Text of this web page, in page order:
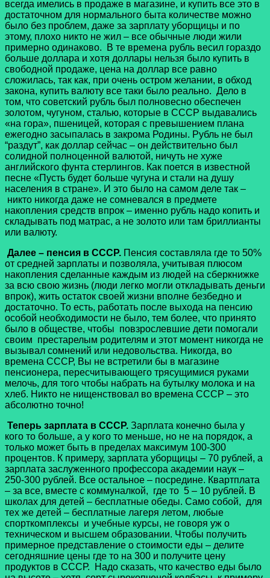
всегда имелись в продаже в магазине, и купить все это в
достаточном для нормального быта количестве можно
было без проблем, даже за зарплату уборщицы и по
этому, плохо никто не жил – все обычные люди жили
примерно одинаково. В те времена рубль весил гораздо
больше доллара и хотя доллары нельзя было купить в
свободной продаже, цена на доллар все равно
сложилась, так как, при очень остром желании, в обход
закона, купить валюту все таки было реально. Дело в
том, что советский рубль был полновесно обеспечен
золотом, чугуном, сталью, которые в СССР выдавались
«на гора», пшеницей, которая с превышением плана
ежегодно засыпалась в закрома Родины. Рубль не был
“раздут”, как доллар сейчас – он действительно был
солидной полноценной валютой, ничуть не хуже
английского фунта стерлингов. Как поется в известной
песне «Пусть будет больше чугуна и стали на душу
населения в стране». И это было на самом деле так –
никто никогда даже не сомневался в предмете
накопления средств впрок – именно рубль надо копить и
складывать под матрас, а не золото или там бриллианты
или валюту.
Далее – пенсия в СССР. Пенсия составляла где то 50%
от средней зарплаты и позволяла, учитывая плюсом
накопления сделанные каждым из людей на сберкнижке
за всю свою жизнь (люди легко могли откладывать деньги
впрок), жить остаток своей жизни вполне безбедно и
достаточно. То есть, работать после выхода на пенсию
особой необходимости не было, тем более, что принято
было в обществе, чтобы повзрослевшие дети помогали
своим престарелым родителям и этот момент никогда не
вызывал сомнений или недовольства. Никогда, во
времена СССР, Вы не встретили бы в магазине
пенсионера, пересчитывающего трясущимися руками
мелочь, для того чтобы набрать на бутылку молока и на
хлеб. Никто не нищенствовал во времена СССР – это
абсолютно точно!
Теперь зарплата в СССР. Зарплата конечно была у
кого то больше, а у кого то меньше, но не на порядок, а
только может быть в пределах максимум 100-300
процентов. К примеру, зарплата уборщицы – 70 рублей, а
зарплата заслуженного профессора академии наук –
250-300 рублей. Все остальное – посредине. Квартплата
– за все, вместе с коммуналкой, где то 5 – 10 рублей. В
школах для детей – бесплатные обеды. Само собой, для
тех же детей – бесплатные лагеря летом, любые
спорткомплексы и учебные курсы, не говоря уж о
техническом и высшем образовании. Чтобы получить
примерное представление о стоимости еды – делите
сегодняшние цены где то на 300 и получите цену
продуктов в СССР. Надо сказать, что качество еды было